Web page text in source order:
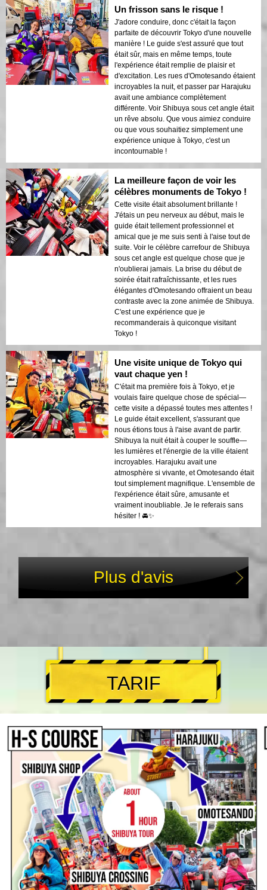
Un frisson sans le risque !
J'adore conduire, donc c'était la façon
parfaite de découvrir Tokyo d'une nouvelle
manière ! Le guide s'est assuré que tout
était sûr, mais en même temps, toute
l'expérience était remplie de plaisir et
d'excitation. Les rues d'Omotesando étaient
incroyables la nuit, et passer par Harajuku
avait une ambiance complètement
différente. Voir Shibuya sous cet angle était
un rêve absolu. Que vous aimiez conduire
ou que vous souhaitiez simplement une
expérience unique à Tokyo, c'est un
incontournable !
La meilleure façon de voir les
célèbres monuments de Tokyo !
Cette visite était absolument brillante !
J'étais un peu nerveux au début, mais le
guide était tellement professionnel et
amical que je me suis senti à l'aise tout de
suite. Voir le célèbre carrefour de Shibuya
sous cet angle est quelque chose que je
n'oublierai jamais. La brise du début de
soirée était rafraîchissante, et les rues
élégantes d'Omotesando offraient un beau
contraste avec la zone animée de Shibuya.
C'est une expérience que je
recommanderais à quiconque visitant
Tokyo !
Une visite unique de Tokyo qui
vaut chaque yen !
C'était ma première fois à Tokyo, et je
voulais faire quelque chose de spécial—
cette visite a dépassé toutes mes attentes !
Le guide était excellent, s'assurant que
nous étions tous à l'aise avant de partir.
Shibuya la nuit était à couper le souffle—
les lumières et l'énergie de la ville étaient
incroyables. Harajuku avait une
atmosphère si vivante, et Omotesando était
tout simplement magnifique. L'ensemble de
l'expérience était sûre, amusante et
vraiment inoubliable. Je le referais sans
hésiter ! 🚘✨
Plus d'avis
TARIF